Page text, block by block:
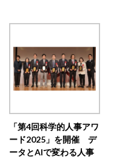
「第4回科学的人事アワ
ード2025」を開催 デ
ータとAIで変わる人事